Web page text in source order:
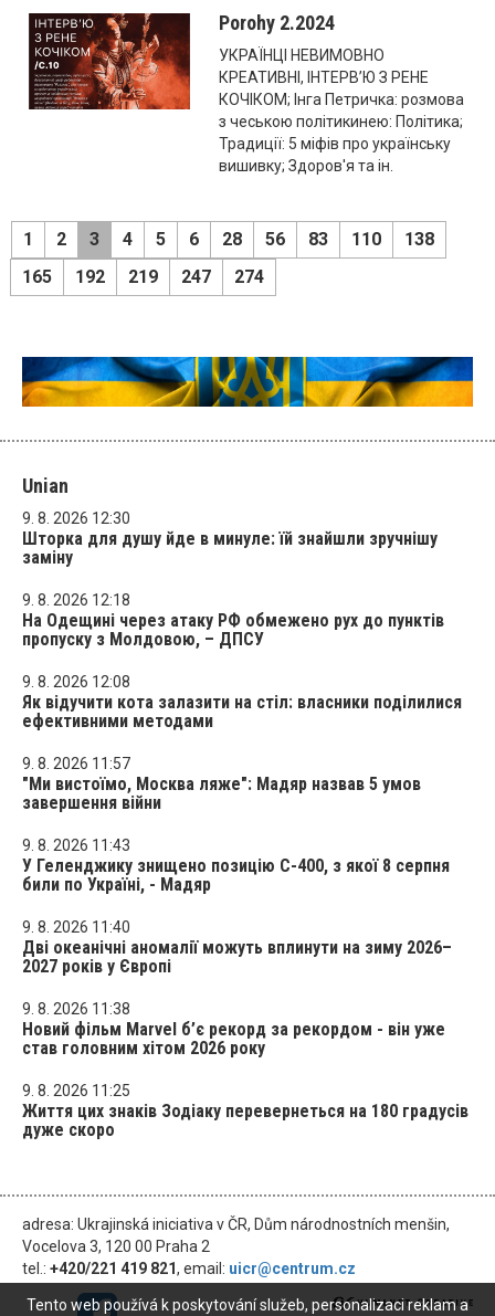
Porohy 2.2024
УКРАЇНЦІ НЕВИМОВНО
КРЕАТИВНІ, ІНТЕРВ’Ю З РЕНЕ
КОЧІКОМ; Інга Петричка: розмова
з чеською політикинею: Політика;
Традиції: 5 міфів про українську
вишивку; Здоров'я та ін.
1 2 3 4 5 6 28 56 83 110
138
165
192 219 247 274
Unian
9. 8. 2026 12:30
Шторка для душу йде в минуле: їй знайшли зручнішу
заміну
9. 8. 2026 12:18
На Одещині через атаку РФ обмежено рух до пунктів
пропуску з Молдовою, – ДПСУ
9. 8. 2026 12:08
Як відучити кота залазити на стіл: власники поділилися
ефективними методами
9. 8. 2026 11:57
"Ми вистоїмо, Москва ляже": Мадяр назвав 5 умов
завершення війни
9. 8. 2026 11:43
У Геленджику знищено позицію С-400, з якої 8 серпня
били по Україні, - Мадяр
9. 8. 2026 11:40
Дві океанічні аномалії можуть вплинути на зиму 2026–
2027 років у Європі
9. 8. 2026 11:38
Новий фільм Marvel б’є рекорд за рекордом - він уже
став головним хітом 2026 року
9. 8. 2026 11:25
Життя цих знаків Зодіаку перевернеться на 180 градусів
дуже скоро
adresa: Ukrajinská iniciativa v ČR, Dům národnostních menšin,
Vocelova 3, 120 00 Praha 2
tel.: +420/221 419 821, email: uicr@centrum.cz
Tento web používá k poskytování služeb, personalizaci reklam a